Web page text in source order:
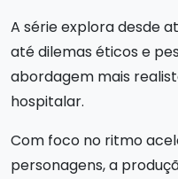
A série explora desde
até dilemas éticos e
abordagem mais
hospitalar.
Com foco no ritmo
personagens, a